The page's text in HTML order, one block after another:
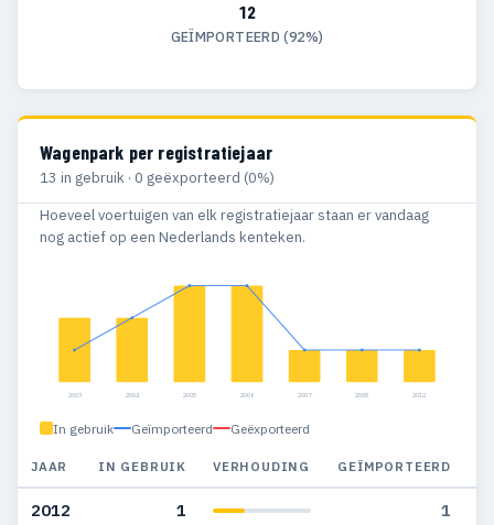
12
GEÏMPORTEERD (92%)
Wagenpark per registratiejaar
13 in gebruik · 0 geëxporteerd (0%)
Hoeveel voertuigen van elk registratiejaar staan er vandaag
nog actief op een Nederlands kenteken.
2003 2004 2005 2006 2007 2008 2012
In gebruik Geïmporteerd Geëxporteerd
JAAR IN GEBRUIK VERHOUDING GEÏMPORTEERD
2012 1 1